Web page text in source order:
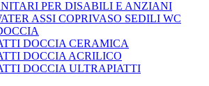
PER DISABILI E ANZIANI
ASSI COPRIVASO SEDILI WC
DOCCIA CERAMICA
DOCCIA ACRILICO
DOCCIA ULTRAPIATTI